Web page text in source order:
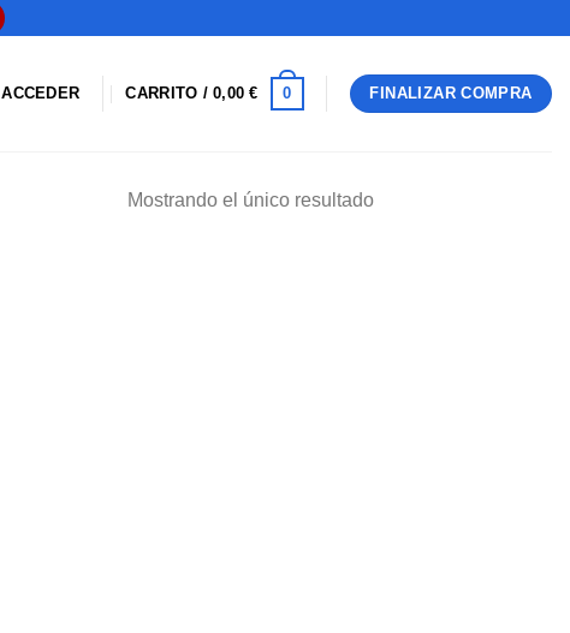
ACCEDER CARRITO /0,00€ 0 FINALIZAR COMPRA
Mostrando el único resultado